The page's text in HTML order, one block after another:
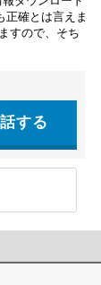
正確とは言えま
すので、そち
する